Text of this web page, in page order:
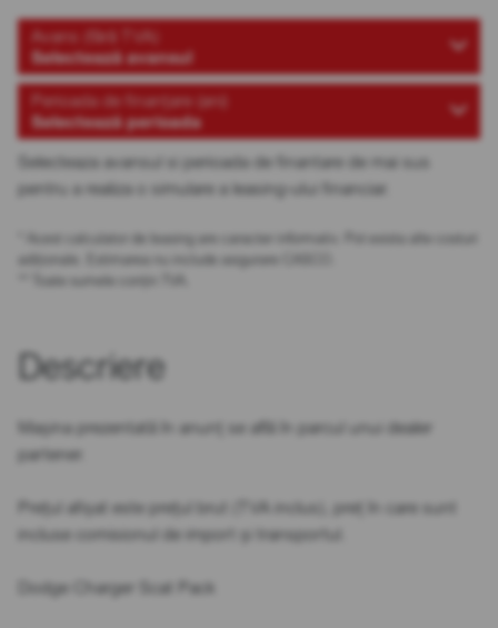
Avans (fără TVA)
Selectează avansul
Perioada de finanțare (ani)
Selectează perioada
Selecteaza avansul si perioada de finantare de mai sus
pentru a realiza o simulare a leasing-ului financiar.
* Acest calculator de leasing are caracter informativ. Pot exista alte costuri
adiționale. Estimarea nu include asigurare CASCO.
** Toate sumele conțin TVA.
Descriere
Mașina prezentată în anunț se află în parcul unui dealer
partener.
Prețul afișat este prețul brut (TVA inclus), preț în care sunt
incluse comisionul de import și transportul.
Dodge Charger Scat Pack